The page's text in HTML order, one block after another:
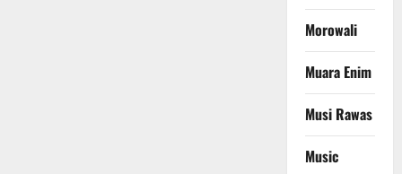
Morowali
Muara Enim
Musi Rawas
Music